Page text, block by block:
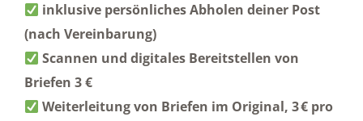
inklusive persönliches Abholen deiner Post
(nach Vereinbarung)
Scannen und digitales Bereitstellen von
Briefen 3 €
Weiterleitung von Briefen im Original, 3 € pro